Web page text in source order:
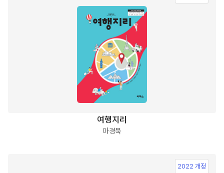
여행지리
마경묵
2022 개정